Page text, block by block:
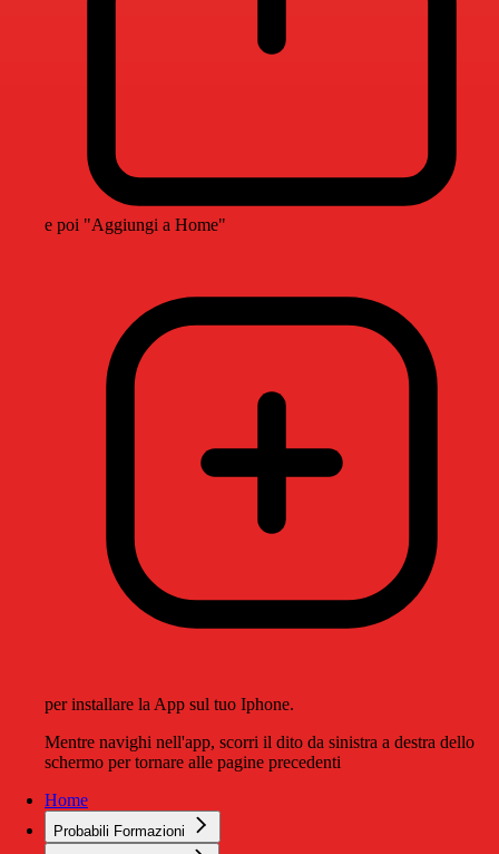
e poi "Aggiungi a Home"
per installare la App sul tuo Iphone.
Mentre navighi nell'app, scorri il dito da sinistra a destra dello
schermo per tornare alle pagine precedenti
Home
Probabili Formazioni